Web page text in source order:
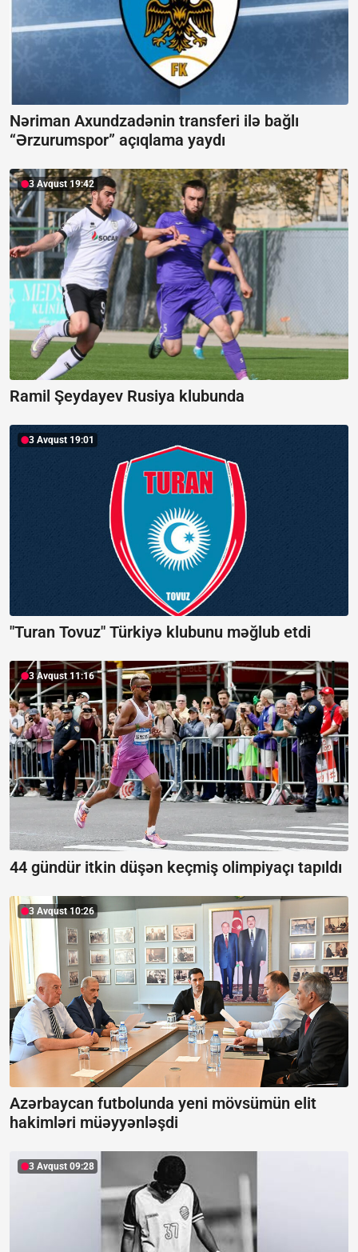
Nəriman Axundzadənin transferi ilə bağlı
“Ərzurumspor” açıqlama yaydı
3 Avqust 19:42
Ramil Şeydayev Rusiya klubunda
3 Avqust 19:01
"Turan Tovuz" Türkiyə klubunu məğlub etdi
3 Avqust 11:16
44 gündür itkin düşən keçmiş olimpiyaçı tapıldı
3 Avqust 10:26
Azərbaycan futbolunda yeni mövsümün elit
hakimləri müəyyənləşdi
3 Avqust 09:28